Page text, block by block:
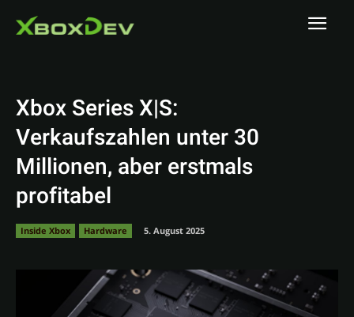
Xbox Series X|S:
Verkaufszahlen unter 30
Millionen, aber erstmals
profitabel
Inside Xbox Hardware 5. August 2025